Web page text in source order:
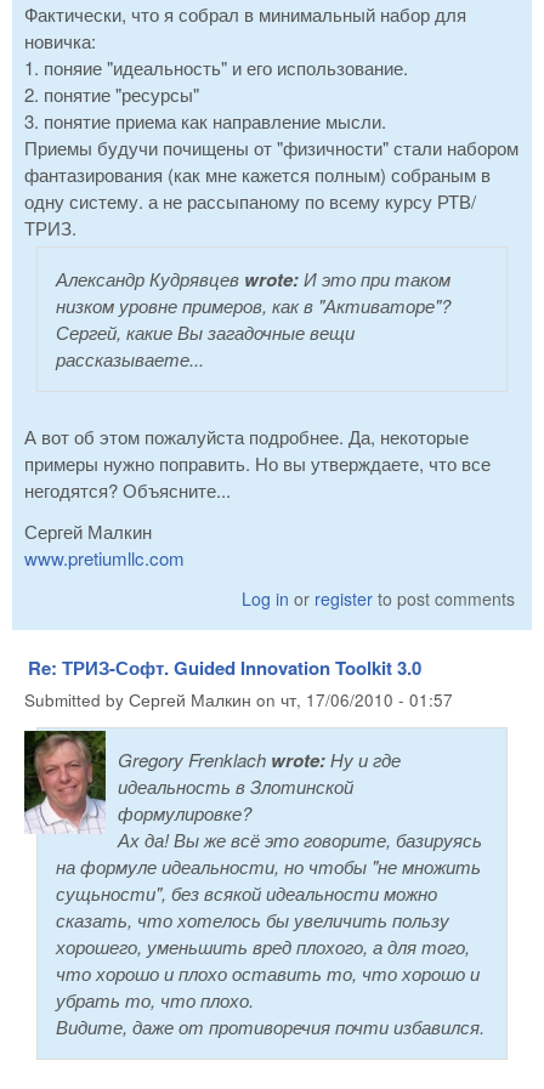
Фактически, что я собрал в минимальный набор для
новичка:
1. поняие "идеальность" и его использование.
2. понятие "ресурсы"
3. понятие приема как направление мысли.
Приемы будучи почищены от "физичности" стали набором
фантазирования (как мне кажется полным) собраным в
одну систему. а не рассыпаному по всему курсу РТВ/
ТРИЗ.
Александр Кудрявцев wrote:И это при таком
низком уровне примеров, как в "Активаторе"?
Сергей, какие Вы загадочные вещи
рассказываете...
А вот об этом пожалуйста подробнее. Да, некоторые
примеры нужно поправить. Но вы утверждаете, что все
негодятся? Объясните...
Сергей Малкин
www.pretiumllc.com
Log in or register to post comments
Re: ТРИЗ-Софт. Guided Innovation Toolkit 3.0
Submitted by Сергей Малкин on чт, 17/06/2010 - 01:57
Gregory Frenklach wrote:Ну и где
идеальность в Злотинской
формулировке?
Ах да! Вы же всё это говорите, базируясь
на формуле идеальности, но чтобы "не множить
сущьности", без всякой идеальности можно
сказать, что хотелось бы увеличить пользу
хорошего, уменьшить вред плохого, а для того,
что хорошо и плохо оставить то, что хорошо и
убрать то, что плохо.
Видите, даже от противоречия почти избавился.